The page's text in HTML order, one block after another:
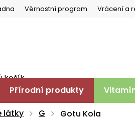
Věrnostní program Vrácení a
košík
Přírodní produkty
látky G Gotu Kola